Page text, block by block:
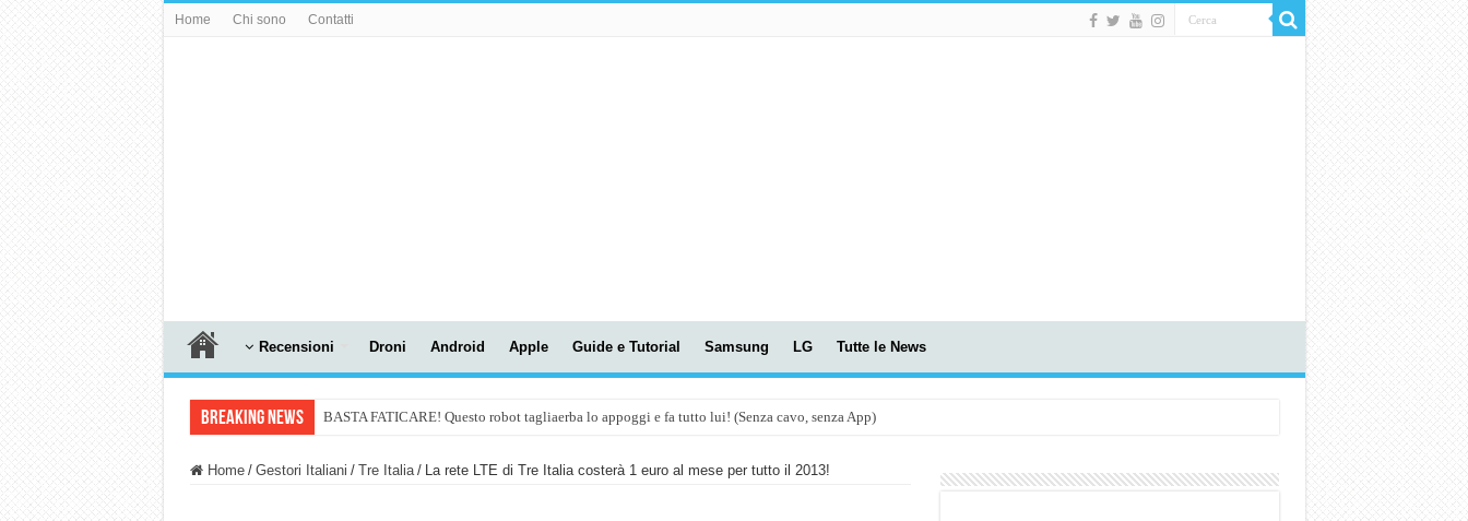
Home Chi sono Contatti
Recensioni Droni Android Apple Guide e Tutorial Samsung LG Tutte le News
Breaking News BASTA FATICARE! Questo robot tagliaerba lo appoggi e fa tutto lui! (Senza cavo, senza App)
Home / Gestori Italiani / Tre Italia / La rete LTE di Tre Italia costerà 1 euro al mese per tutto il 2013!